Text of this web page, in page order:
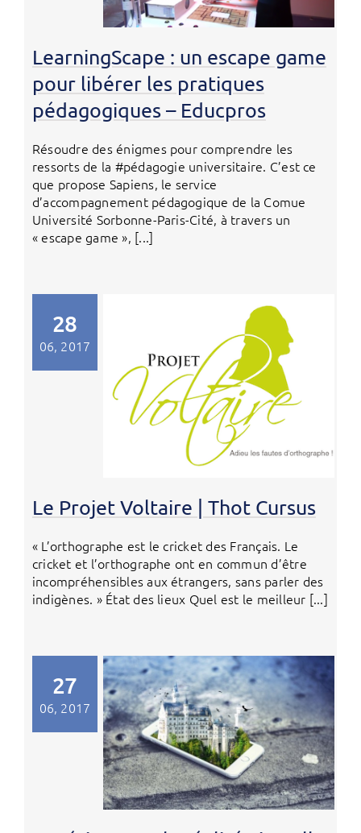
LearningScape : un escape game
pour libérer les pratiques
pédagogiques – Educpros
Résoudre des énigmes pour comprendre les
ressorts de la #pédagogie universitaire. C’est ce
que propose Sapiens, le service
d’accompagnement pédagogique de la Comue
Université Sorbonne-Paris-Cité, à travers un
« escape game », [...]
28
06, 2017
Le Projet Voltaire | Thot Cursus
« L’orthographe est le cricket des Français. Le
cricket et l’orthographe ont en commun d’être
incompréhensibles aux étrangers, sans parler des
indigènes. » État des lieux Quel est le meilleur [...]
27
06, 2017